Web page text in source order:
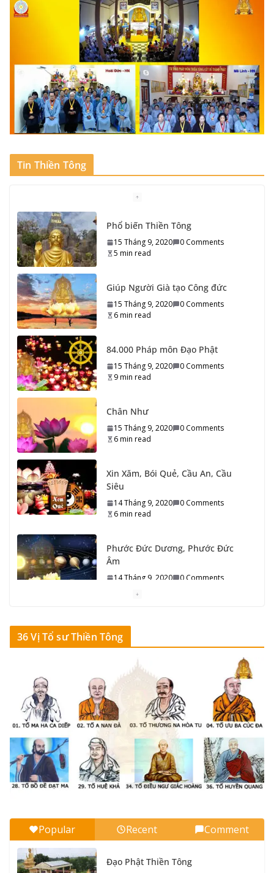
Tin Thiền Tông
Giúp Người Già tạo Công đức
15 Tháng 9, 2020
0 Comments
6 min read
84.000 Pháp môn Đạo Phật
15 Tháng 9, 2020
0 Comments
9 min read
Chân Như
15 Tháng 9, 2020
0 Comments
6 min read
Xin Xăm, Bói Quẻ, Cầu An, Cầu
Siêu
14 Tháng 9, 2020
Phước Đức Dương, Phước Đức
Âm
14 Tháng 9, 2020
Ai được giảng về Thiền Tông
14 Tháng 9, 2020
0 Comments
14 Tháng 9, 2020
7 min read
Giác Ngộ và Giải Thoát thời Mạt Pháp
14 Tháng 9, 2020 0 Comments 7 min read
36 Vị Tổ sư Thiền Tông (Ấn – Hoa – Việt)
10 Tháng 9, 2020 0 Comments 9 min read
36_Tổ sư Thiền Tông đời Thứ ba mươi sáu
35_Tổ sư Thiền Tông đời Thứ ba mươi lăm
10 Tháng 9, 2020
36 Vị Tổ sư Thiền Tông
Popular Recent Comment
Đạo Phật Thiền Tông